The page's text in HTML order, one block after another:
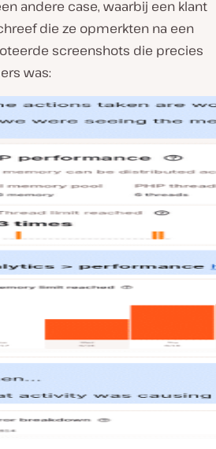
andere case, waarbij een klant
die ze opmerkten na een
screenshots die precies
was: